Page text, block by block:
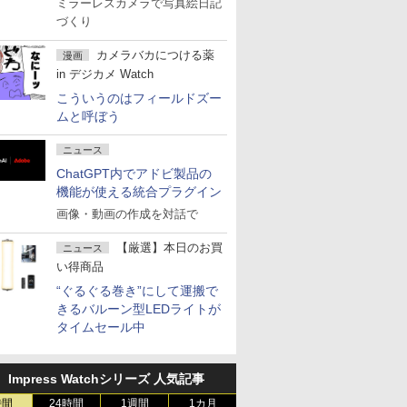
ミラーレスカメラで写真絵日記
づくり
漫画
カメラバカにつける薬
in デジカメ Watch
こういうのはフィールドズー
ムと呼ぼう
ニュース
ChatGPT内でアドビ製品の
機能が使える統合プラグイン
画像・動画の作成を対話で
ニュース
【厳選】本日のお買
い得商品
“ぐるぐる巻き”にして運搬で
きるバルーン型LEDライトが
タイムセール中
Impress Watchシリーズ 人気記事
24時間 1週間 1カ月